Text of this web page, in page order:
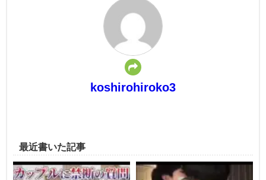
koshirohiroko3
最近書いた記事